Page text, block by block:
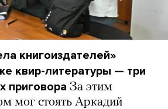
книгоиздателей»
квир-литературы — три
приговора За этим
мог стоять Аркадий